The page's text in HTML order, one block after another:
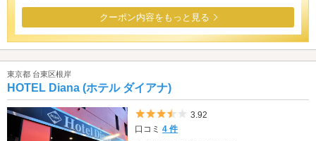
クーポン内容をもっと見る
東京都 台東区根岸
HOTEL Diana (ホテル ダイアナ)
5つ星のうち3.5
3.92
口コミ4 件